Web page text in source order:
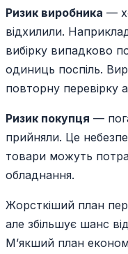
Ризик виробника —
відхилили.
вибірку випадково
одиниць поспіль.
повторну перевірку
Ризик покупця —
прийняли. Це
товари можуть
обладнання.
Жорсткіший план
але збільшує шанс
М’якший план